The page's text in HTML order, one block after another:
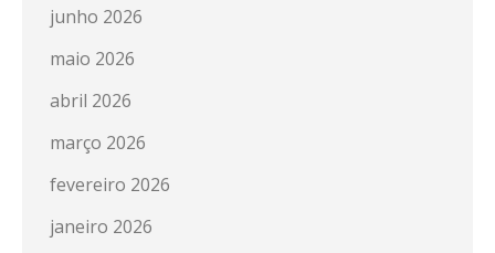
junho 2026
maio 2026
abril 2026
março 2026
fevereiro 2026
janeiro 2026